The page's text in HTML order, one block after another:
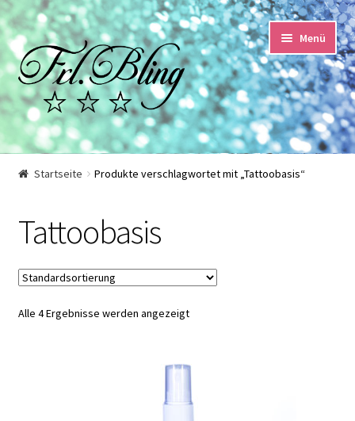
Zur
Navigation
springen
Springe
zum
Inhalt
Menü
Start
Datenschutzerklärung
Echtheit von Bewertungen
Impressum
Startseite Produkte verschlagwortet mit „Tattoobasis“
Tattoobasis
Alle 4 Ergebnisse werden angezeigt